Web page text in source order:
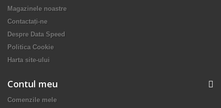
Magazinele noastre
Contactați-ne
Despre Data Speed
Politica Cookie
Harta site-ului
Contul meu
Comenzile mele